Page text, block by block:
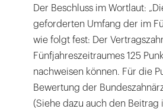
Der Beschluss im Wortlaut:
geforderten Umfang der im
wie folgt fest: Der
Fünfjahreszeitraumes 125
nachweisen können. Für die
Bewertung der
(Siehe dazu auch den Beitrag